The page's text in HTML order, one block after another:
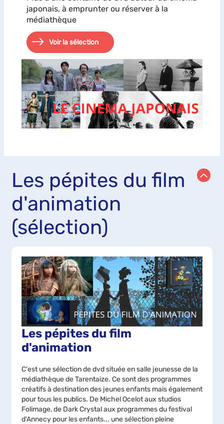
japonais, à emprunter ou réserver à la
médiathèque
Voir la sélection
Les pépites du film
d'animation
(sélection)
Les pépites du film
d'animation
C'est une sélection de dvd située en salle jeunesse de la
médiathèque de Tarentaize. Ce sont des programmes
créatifs à destination des jeunes enfants mais également
pour tous les publics. De Michel Ocelot aux studios
Folimage, de Dark Crystal aux programmes du festival
d'Annecy pour les enfants... une sélection pleine